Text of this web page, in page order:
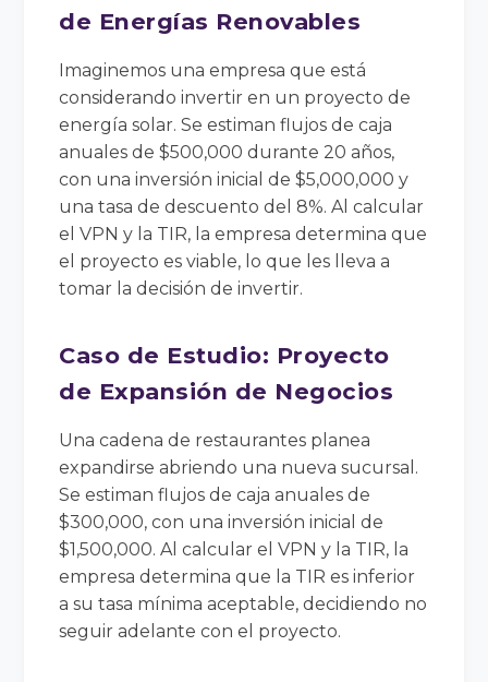
de Energías Renovables
Imaginemos una empresa que está
considerando invertir en un proyecto de
energía solar. Se estiman flujos de caja
anuales de $500,000 durante 20 años,
con una inversión inicial de $5,000,000 y
una tasa de descuento del 8%. Al calcular
el VPN y la TIR, la empresa determina que
el proyecto es viable, lo que les lleva a
tomar la decisión de invertir.
Caso de Estudio: Proyecto
de Expansión de Negocios
Una cadena de restaurantes planea
expandirse abriendo una nueva sucursal.
Se estiman flujos de caja anuales de
$300,000, con una inversión inicial de
$1,500,000. Al calcular el VPN y la TIR, la
empresa determina que la TIR es inferior
a su tasa mínima aceptable, decidiendo no
seguir adelante con el proyecto.